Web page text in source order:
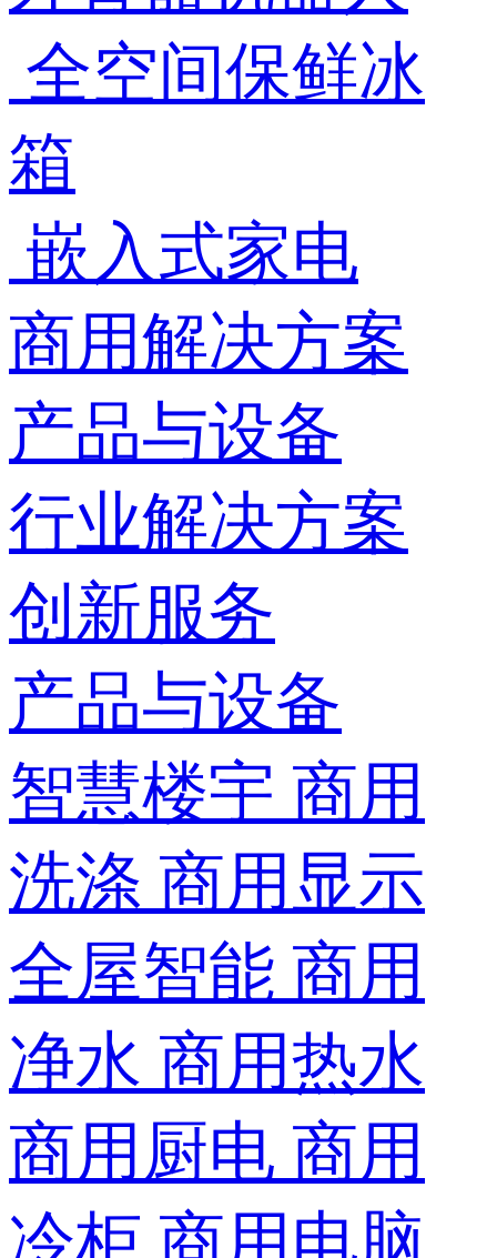
全空间保鲜冰
箱
嵌入式家电
商用解决方案
产品与设备
行业解决方案
创新服务
产品与设备
智慧楼宇 商用
洗涤 商用显示
全屋智能 商用
净水 商用热水
商用厨电 商用
冷柜 商用电脑